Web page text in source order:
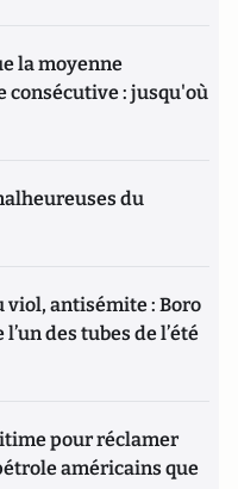
la moyenne
consécutive : jusqu'où
du
antisémite : Boro
des tubes de l’été
pour réclamer
américains que